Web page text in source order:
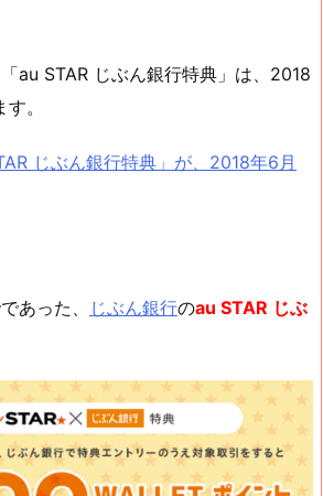
au STAR じぶん銀行特典」は、2018
。
じぶん銀行特典」が、2018年6月
あった、 じぶん銀行のau STAR じぶ